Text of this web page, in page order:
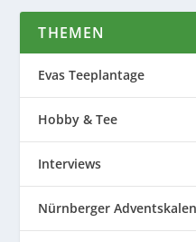
THEMEN
Evas Teeplantage
Hobby & Tee
Interviews
Nürnberger